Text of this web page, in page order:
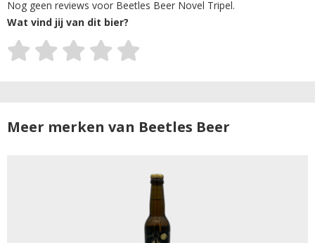
Nog geen reviews voor Beetles Beer Novel Tripel.
Wat vind jij van dit bier?
Meer merken van Beetles Beer